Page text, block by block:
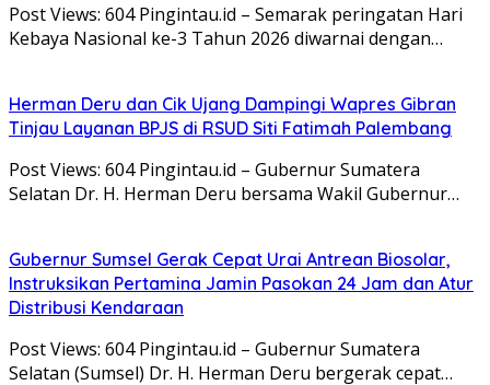
Post Views: 604 Pingintau.id – Semarak peringatan Hari
Kebaya Nasional ke-3 Tahun 2026 diwarnai dengan…
Herman Deru dan Cik Ujang Dampingi Wapres Gibran
Tinjau Layanan BPJS di RSUD Siti Fatimah Palembang
Post Views: 604 Pingintau.id – Gubernur Sumatera
Selatan Dr. H. Herman Deru bersama Wakil Gubernur…
Gubernur Sumsel Gerak Cepat Urai Antrean Biosolar,
Instruksikan Pertamina Jamin Pasokan 24 Jam dan Atur
Distribusi Kendaraan
Post Views: 604 Pingintau.id – Gubernur Sumatera
Selatan (Sumsel) Dr. H. Herman Deru bergerak cepat…